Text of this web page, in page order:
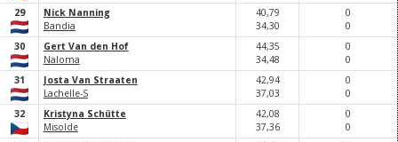
29
Nick Nanning
Bandia
40,79
34,30
0
0
30
Gert Van den Hof
Naloma
44,35
34,48
0
0
31
Josta Van Straaten
Lachelle-S
42,94
37,03
0
0
32
Kristyna Schütte
Misolde
42,08
37,36
0
0